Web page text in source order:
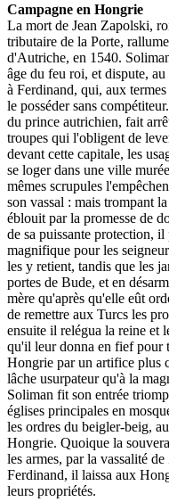
Campagne en Hongrie
La mort de Jean Zapolski,
tributaire de la Porte,
d'Autriche, en 1540.
âge du feu roi, et dispute,
à Ferdinand, qui, aux
le posséder sans
du prince autrichien, fait
troupes qui l'obligent de
devant cette capitale, les
se loger dans une ville
mêmes scrupules
son vassal : mais trompant
éblouit par la promesse de
de sa puissante protection,
magnifique pour les
les y retient, tandis que les
portes de Bude, et en
mère qu'après qu'elle eût
de remettre aux Turcs les
ensuite il relégua la reine et
qu'il leur donna en fief pour
Hongrie par un artifice plus
lâche usurpateur qu'à la
Soliman fit son entrée
églises principales en
les ordres du beigler-beig,
Hongrie. Quoique la
les armes, par la vassalité
Ferdinand, il laissa aux
leurs propriétés.